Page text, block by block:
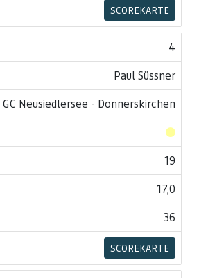
SCOREKARTE
4
Paul Süssner
GC Neusiedlersee - Donnerskirchen
19
17,0
36
SCOREKARTE